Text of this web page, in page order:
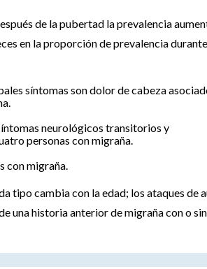
de la pubertad la prevalencia
en la proporción de prevalencia
síntomas son dolor de cabeza
neurológicos transitorios y
personas con migraña.
con migraña.
tipo cambia con la edad; los ataques de
una historia anterior de migraña con o sin